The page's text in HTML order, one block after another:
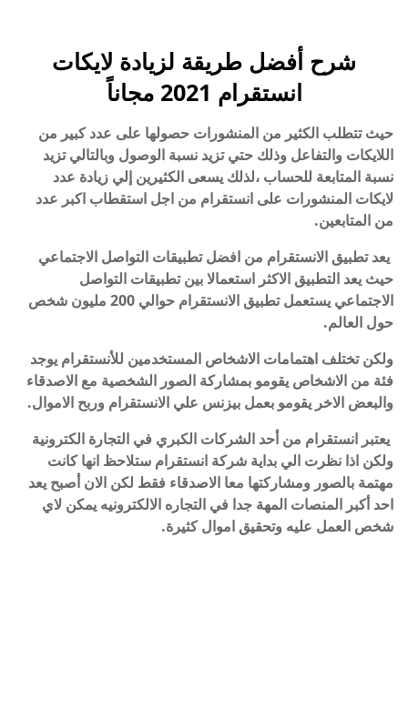
شرح أفضل طريقة لزيادة لايكات
انستقرام 2021 مجاناً
حيث تتطلب الكثير من المنشورات حصولها على عدد كبير من
اللايكات والتفاعل وذلك حتي تزيد نسبة الوصول وبالتالي تزيد
نسبة المتابعة للحساب ،لذلك يسعى الكثيرين إلي زيادة عدد
لايكات المنشورات على انستقرام من اجل استقطاب اكبر عدد
من المتابعين.
يعد تطبيق الانستقرام من افضل تطبيقات التواصل الاجتماعي
حيث يعد التطبيق الاكثر استعمالا بين تطبيقات التواصل
الاجتماعي
يستعمل تطبيق الانستقرام حوالي 200 مليون شخص
حول العالم.
ولكن تختلف اهتمامات الاشخاص المستخدمين للأنستقرام يوجد
فئة من الاشخاص يقومو بمشاركة الصور الشخصية مع الاصدقاء
والبعض الاخر يقومو بعمل بيزنس علي الانستقرام وربح الاموال.
يعتبر انستقرام من أحد الشركات الكبري في التجارة الكترونية
ولكن اذا نظرت الي بداية شركة انستقرام ستلاحظ انها كانت
مهتمة بالصور ومشاركتها معا الاصدقاء فقط لكن الان أصبح يعد
احد أكبر المنصات المهة جدا في التجاره الالكترونيه يمكن لاي
شخص العمل عليه وتحقيق اموال كثيرة.